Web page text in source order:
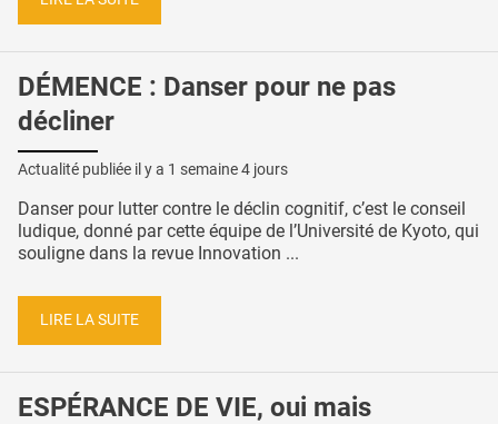
DÉMENCE : Danser pour ne pas
décliner
Actualité publiée il y a 1 semaine 4 jours
Danser pour lutter contre le déclin cognitif, c’est le conseil
ludique, donné par cette équipe de l’Université de Kyoto, qui
souligne dans la revue Innovation ...
LIRE LA SUITE
ESPÉRANCE DE VIE, oui mais